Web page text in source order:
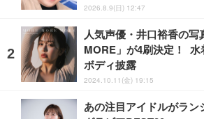
2026.8.9(日) 12:47
人気声優・井口裕香の
MORE」が4刷決定！ 水
ボディ披露
2024.10.11(金) 19:15
あの注目アイドルがラン